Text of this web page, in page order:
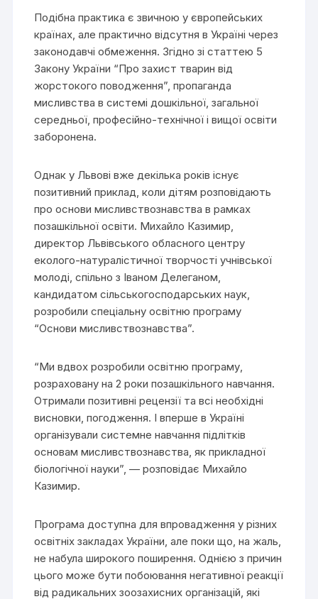
Подібна практика є звичною у європейських
країнах, але практично відсутня в Україні через
законодавчі обмеження. Згідно зі статтею 5
Закону України “Про захист тварин від
жорстокого поводження”, пропаганда
мисливства в системі дошкільної, загальної
середньої, професійно-технічної і вищої освіти
заборонена.
Однак у Львові вже декілька років існує
позитивний приклад, коли дітям розповідають
про основи мисливствознавства в рамках
позашкільної освіти. Михайло Казимир,
директор Львівського обласного центру
еколого-натуралістичної творчості учнівської
молоді, спільно з Іваном Делеганом,
кандидатом сільськогосподарських наук,
розробили спеціальну освітню програму
“Основи мисливствознавства”.
“Ми вдвох розробили освітню програму,
розраховану на 2 роки позашкільного навчання.
Отримали позитивні рецензії та всі необхідні
висновки, погодження. І вперше в Україні
організували системне навчання підлітків
основам мисливствознавства, як прикладної
біологічної науки”, — розповідає Михайло
Казимир.
Програма доступна для впровадження у різних
освітніх закладах України, але поки що, на жаль,
не набула широкого поширення. Однією з причин
цього може бути побоювання негативної реакції
від радикальних зоозахисних організацій, які